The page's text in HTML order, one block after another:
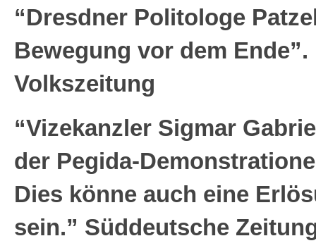
“Dresdner Politologe
Bewegung vor dem
Volkszeitung
“Vizekanzler Sigmar
der Pegida-
Dies könne auch eine
sein.” Süddeutsche